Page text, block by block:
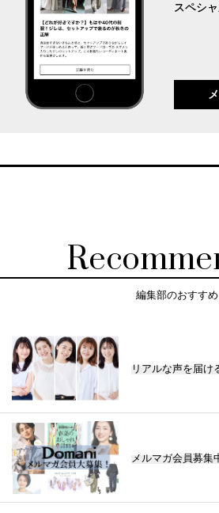
スペシ
編集部のおすすめ
リアルな声を届け
メルマガ会員募集